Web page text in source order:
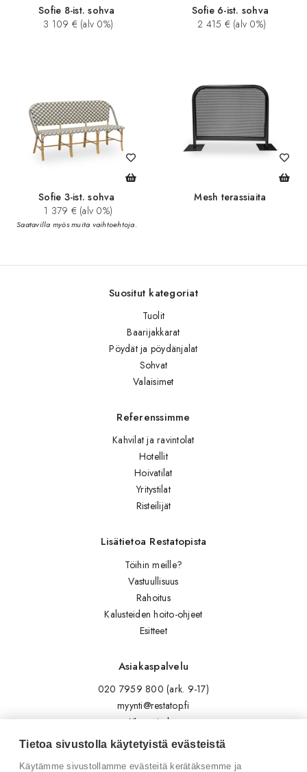
Sofie 8-ist. sohva
3 109 € (alv 0%)
Sofie 6-ist. sohva
2 415 € (alv 0%)
Sofie 3-ist. sohva
1 379 € (alv 0%)
Saatavilla myös muita vaihtoehtoja.
Mesh terassiaita
Suositut kategoriat
Tuolit
Baarijakkarat
Pöydät ja pöydänjalat
Sohvat
Valaisimet
Referenssimme
Kahvilat ja ravintolat
Hotellit
Hoivatilat
Yritystilat
Risteilijät
Lisätietoa Restatopista
Töihin meille?
Vastuullisuus
Rahoitus
Kalusteiden hoito-ohjeet
Esitteet
Asiakaspalvelu
020 7959 800 (ark. 9-17)
myynti@restatop.fi
Yhteystiedot
Lähetä viesti
Tietoa sivustolla käytetyistä evästeistä
Käytämme sivustollamme evästeitä kerätäksemme ja